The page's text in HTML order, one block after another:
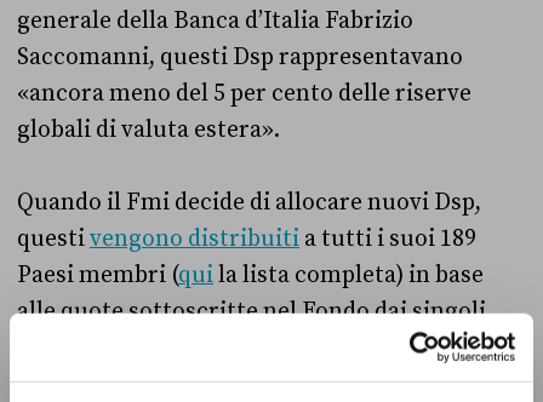
generale della Banca d’Italia Fabrizio
Saccomanni, questi Dsp rappresentavano
«ancora meno del 5 per cento delle riserve
globali di valuta estera».
Quando il Fmi decide di allocare nuovi Dsp,
questivengono distribuiti a tutti i suoi 189
Paesi membri (quila lista completa) in base
alle quote sottoscritte nel Fondo dai singoli
il 3,17 per
cento delle quote del Fondo, che le